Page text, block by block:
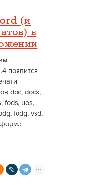
(и
в
появится
doc, docx,
fods, uos,
fodg, vsd,